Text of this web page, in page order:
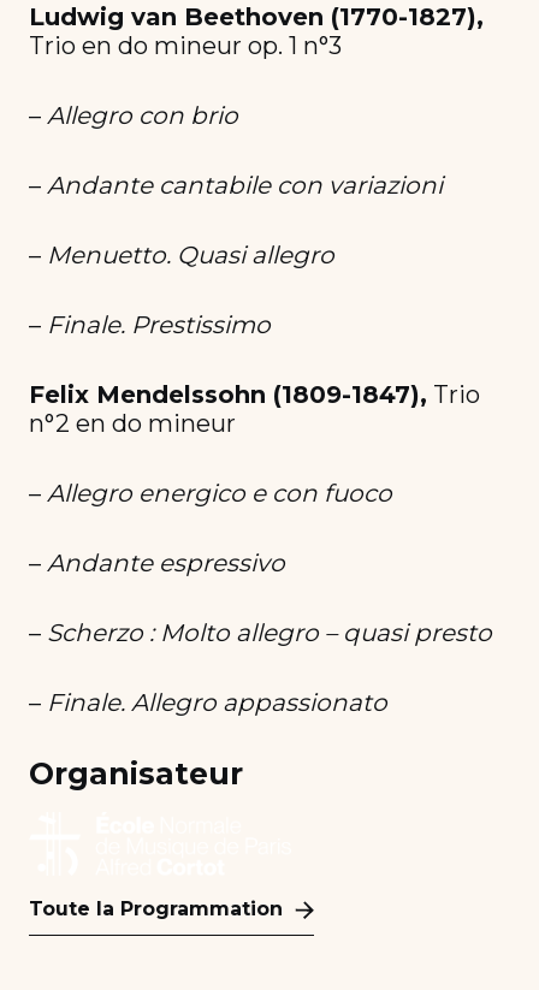
Ludwig van Beethoven (1770-1827),
Trio en do mineur op. 1 n°3
– Allegro con brio
– Andante cantabile con variazioni
– Menuetto. Quasi allegro
– Finale. Prestissimo
Felix Mendelssohn (1809-1847), Trio
n°2 en do mineur
– Allegro energico e con fuoco
– Andante espressivo
– Scherzo : Molto allegro – quasi presto
– Finale. Allegro appassionato
Organisateur
Toute la Programmation